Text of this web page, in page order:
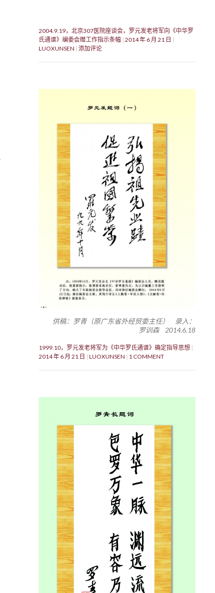
2004.9.19，北京307医院座谈会，罗元发老将军向《中华罗
氏通谱》编委会赠工作指示条幅 2014 年 6 月 21 日
LUOXUNSEN 添加评论
供稿：罗青（原广东省外经贸委主任） 录入：
罗训森 2014.6.18
1999.10，罗元发老将军为《中华罗氏通谱》确定指导思想
2014 年 6 月 21 日
LUOXUNSEN 1 COMMENT